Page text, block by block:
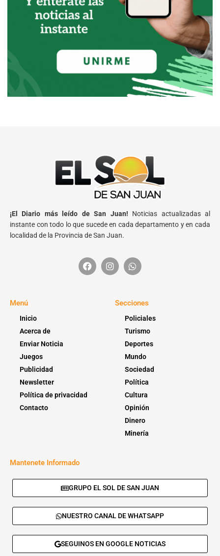
¡El Diario más leído de San Juan! Noticias actualizadas al
instante con todo lo que sucede en cada departamento y en cada
localidad de la Provincia de San Juan.
Menú
Inicio
Acerca de
Enviar Noticia
Juegos
Publicidad
Newsletter
Política de privacidad
Contacto
Secciones
Policiales
Turismo
Deportes
Mundo
Sociedad
Política
Cultura
Opinión
Dinero
Minería
Mantenete Informado
GRUPO EL SOL DE SAN JUAN
NUESTRO CANAL DE WHATSAPP
SEGUINOS EN GOOGLE NOTICIAS